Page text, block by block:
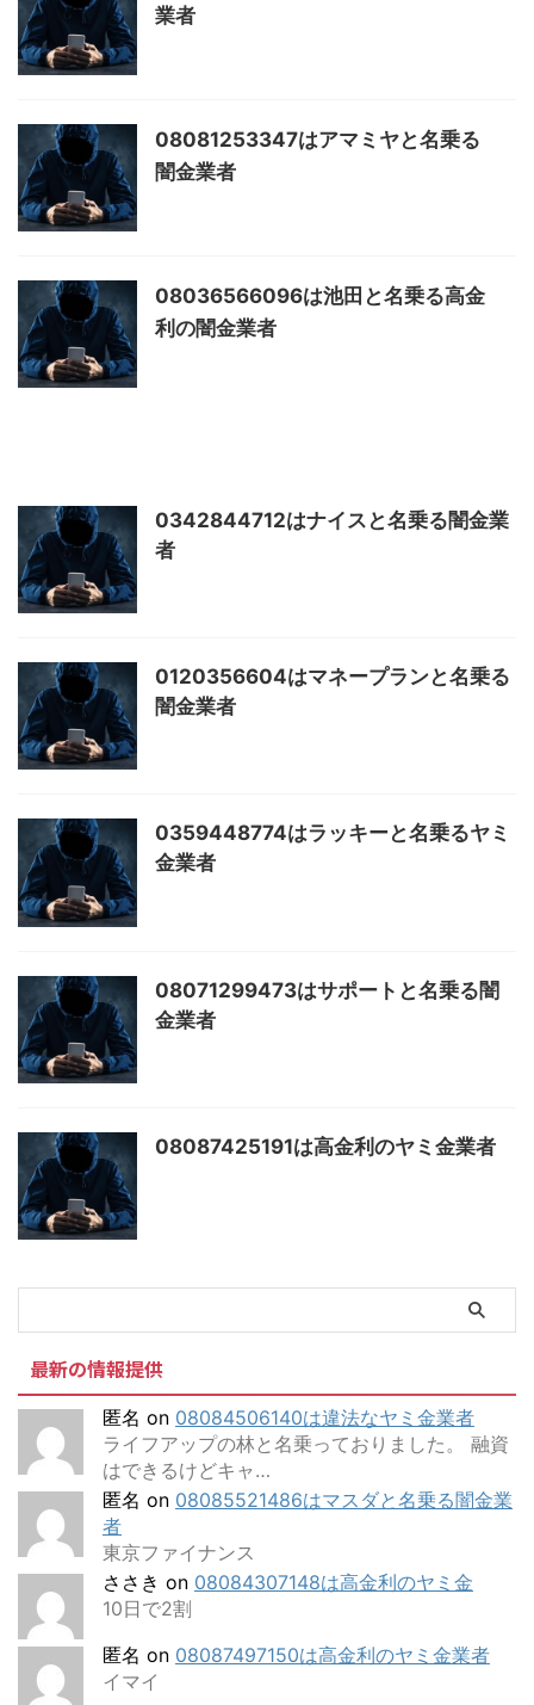
業者
08081253347はアマミヤと名乗る
闇金業者
08036566096は池田と名乗る高金
利の闇金業者
0342844712はナイスと名乗る闇金業
者
0120356604はマネープランと名乗る
闇金業者
0359448774はラッキーと名乗るヤミ
金業者
08071299473はサポートと名乗る闇
金業者
08087425191は高金利のヤミ金業者
最新の情報提供
匿名 on 08084506140は違法なヤミ金業者
ライフアップの林と名乗っておりました。 融資
はできるけどキャ…
匿名 on 08085521486はマスダと名乗る闇金業
者
東京ファイナンス
ささき on 08084307148は高金利のヤミ金
10日で2割
匿名 on 08087497150は高金利のヤミ金業者
イマイ